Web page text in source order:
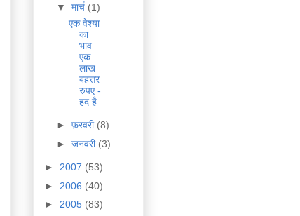
▼ मार्च (1)
एक वेश्या
का
भाव
एक
लाख
बहत्तर
रुपए -
हद है
► फ़रवरी (8)
► जनवरी (3)
► 2007 (53)
► 2006 (40)
► 2005 (83)